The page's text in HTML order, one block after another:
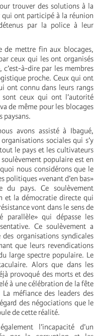
trouver des solutions à la
ont participé à la réunion
par la police à leur
de mettre fin aux blocages,
ceux qui les ont organisés
à-dire par les membres
proche. Ceux qui ont
ont connu dans leurs rangs
ceux qui ont l’autorité
de même pour les blocages
paysans.
avons assisté à Ibagué,
sociales qui s’y
le pays et les cultivateurs
populaire est en
nous considérons que le
politiques «venant d’en bas»
du pays. Ce soulèvement
et la démocratie directe qui
vont dans le sens de
parallèle» qui dépasse les
Ce soulèvement a
organisations syndicales
que leurs revendications
large spectre populaire. Le
Alors que dans les
provoqué des morts et des
à une célébration de la fête
méfiance des leaders des
des négociations que le
de cette réalité.
l’incapacité d’un